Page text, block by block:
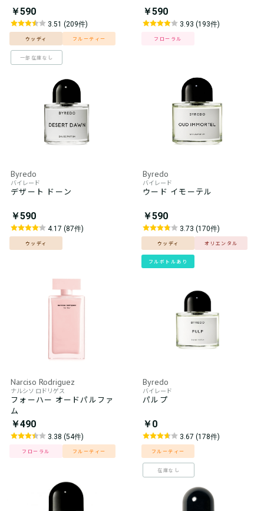
￥590
3.51 (209件)
ウッディ フルーティー
一部在庫なし
￥590
3.93 (193件)
フローラル
Byredo
バイレード
デザート ドーン
￥590
4.17 (87件)
ウッディ
Byredo
バイレード
ウード イモーテル
￥590
3.73 (170件)
ウッディ オリエンタル
フルボトルあり
Narciso Rodriguez
ナルシソ ロドリゲス
フォーハー オードパルファ
ム
￥490
3.38 (54件)
フローラル フルーティー
Byredo
バイレード
パルプ
￥0
3.67 (178件)
フルーティー
在庫なし